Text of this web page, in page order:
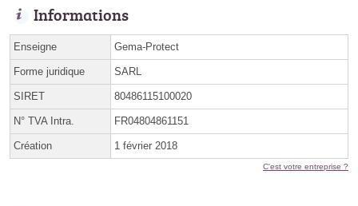
Informations
Enseigne Gema-Protect
Forme juridique SARL
SIRET 80486115100020
N° TVA Intra. FR04804861151
Création 1 février 2018
C'est votre entreprise ?